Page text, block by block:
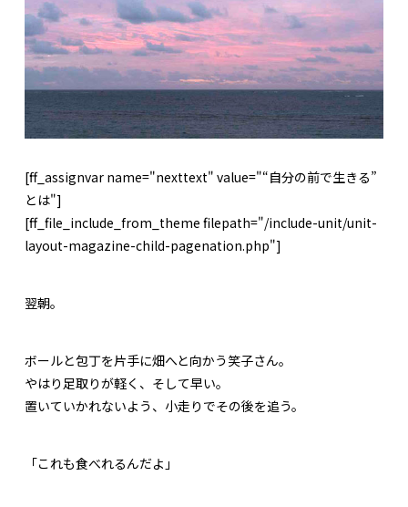
[ff_assignvar name="nexttext" value="“自分の前で生きる”
とは"]
[ff_file_include_from_theme filepath="/include-unit/unit-
layout-magazine-child-pagenation.php"]
翌朝。
ボールと包丁を片手に畑へと向かう笑子さん。
やはり足取りが軽く、そして早い。
置いていかれないよう、小走りでその後を追う。
「これも食べれるんだよ」